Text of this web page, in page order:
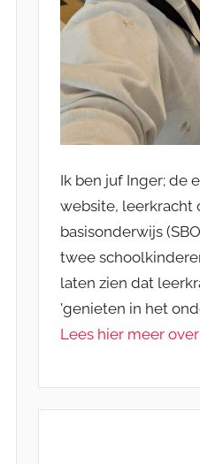
Ik ben juf Inger; de
website, leerkracht
basisonderwijs
twee
laten zien dat
'genieten in het
Lees hier meer